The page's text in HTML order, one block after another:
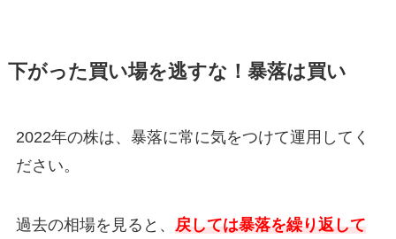
下がった買い場を逃すな！暴落は買い
2022年の株は、暴落に常に気をつけて運用してく
ださい。
過去の相場を見ると、 戻しては暴落を繰り返して